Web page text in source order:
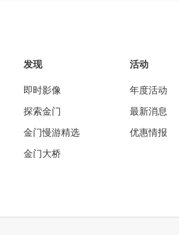
发现
即时影像
探索金门
金门慢游精选
金门大桥
活动
年度活动
最新消息
优惠情报